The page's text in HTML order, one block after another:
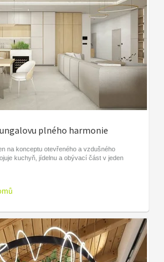
plného harmonie
na konceptu otevřeného a vzdušného
kuchyň, jídelnu a obývací část v jeden